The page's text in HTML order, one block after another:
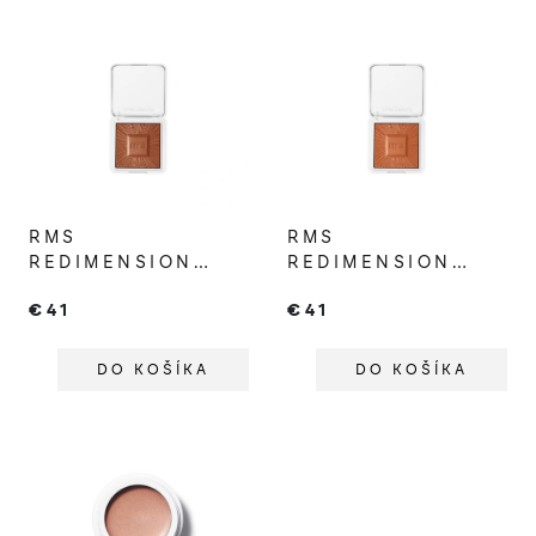
RMS
REDIMENSION
BIKINI BEACH
€41
DO KOŠÍKA
RMS
REDIMENSION
MALIBU MUSE
€41
DO KOŠÍKA